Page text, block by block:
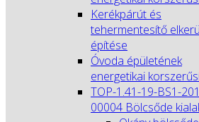
Kerékpárút és
tehermentesítő
építése
Óvoda épületének
energetikai
TOP-1.41-19-BS1-
00004 Bölcsőde